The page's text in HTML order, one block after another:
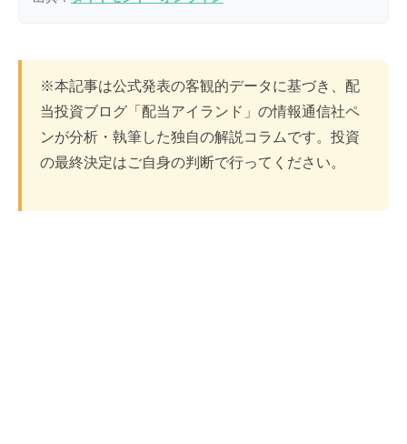
※本記事は公式発表の客観的データに基づき、配
当投資ブログ「配当アイランド」の情報通信社ペ
ンが分析・執筆した独自の解説コラムです。投資
の最終決定はご自身の判断で行ってください。